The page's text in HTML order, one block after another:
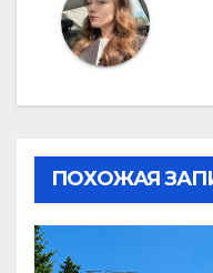
ПОХОЖАЯ